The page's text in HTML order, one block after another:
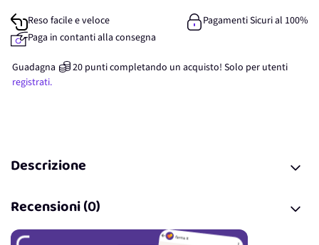
Reso facile e veloce
Pagamenti Sicuri al 100%
Paga in contanti alla consegna
Guadagna 20 punticompletando un acquisto! Solo per utenti
registrati.
Descrizione
Recensioni (0)